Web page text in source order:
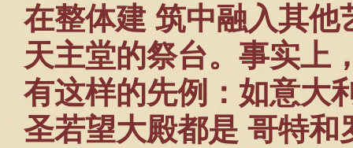
在整体建 筑中融入其
天主堂的祭台。事实上
有这样的先例：如意大
圣若望大殿都是 哥特